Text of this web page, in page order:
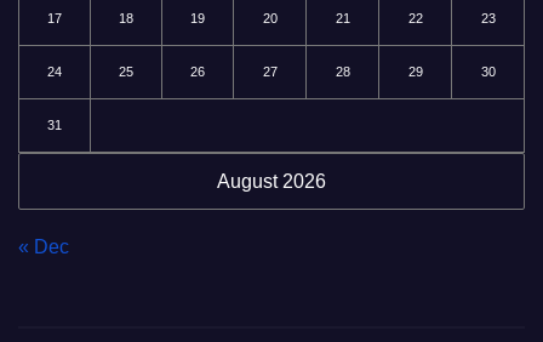
August 2026
17 18 19 20 21 22 23
24 25 26 27 28 29 30
31
« Dec